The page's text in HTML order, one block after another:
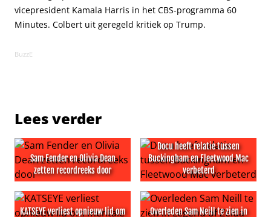
vicepresident Kamala Harris in het CBS-programma 60
Minutes. Colbert uit geregeld kritiek op Trump.
BuzzE
Lees verder
Sam Fender en Olivia Dean
zetten recordreeks door
Sam Fender en Olivia Dean zetten recordreeks door
Docu heeft relatie tussen
Buckingham en Fleetwood Mac
verbeterd
Docu heeft relatie tussen
KATSEYE verliest opnieuw lid om
Overleden Sam Neill te zien in